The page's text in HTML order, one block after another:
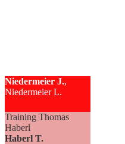
Niedermeier J.,
Niedermeier L.
Training Thomas
Haberl
Haberl T.